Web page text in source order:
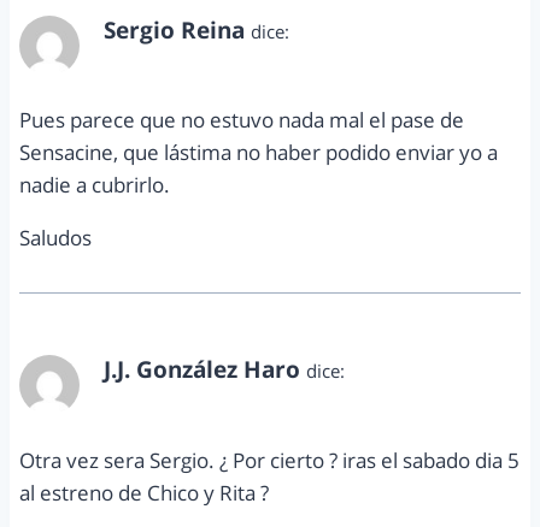
Sergio Reina dice:
Pues parece que no estuvo nada mal el pase de
Sensacine, que lástima no haber podido enviar yo a
nadie a cubrirlo.
Saludos
J.J. González Haro dice:
Otra vez sera Sergio. ¿ Por cierto ? iras el sabado dia 5
al estreno de Chico y Rita ?